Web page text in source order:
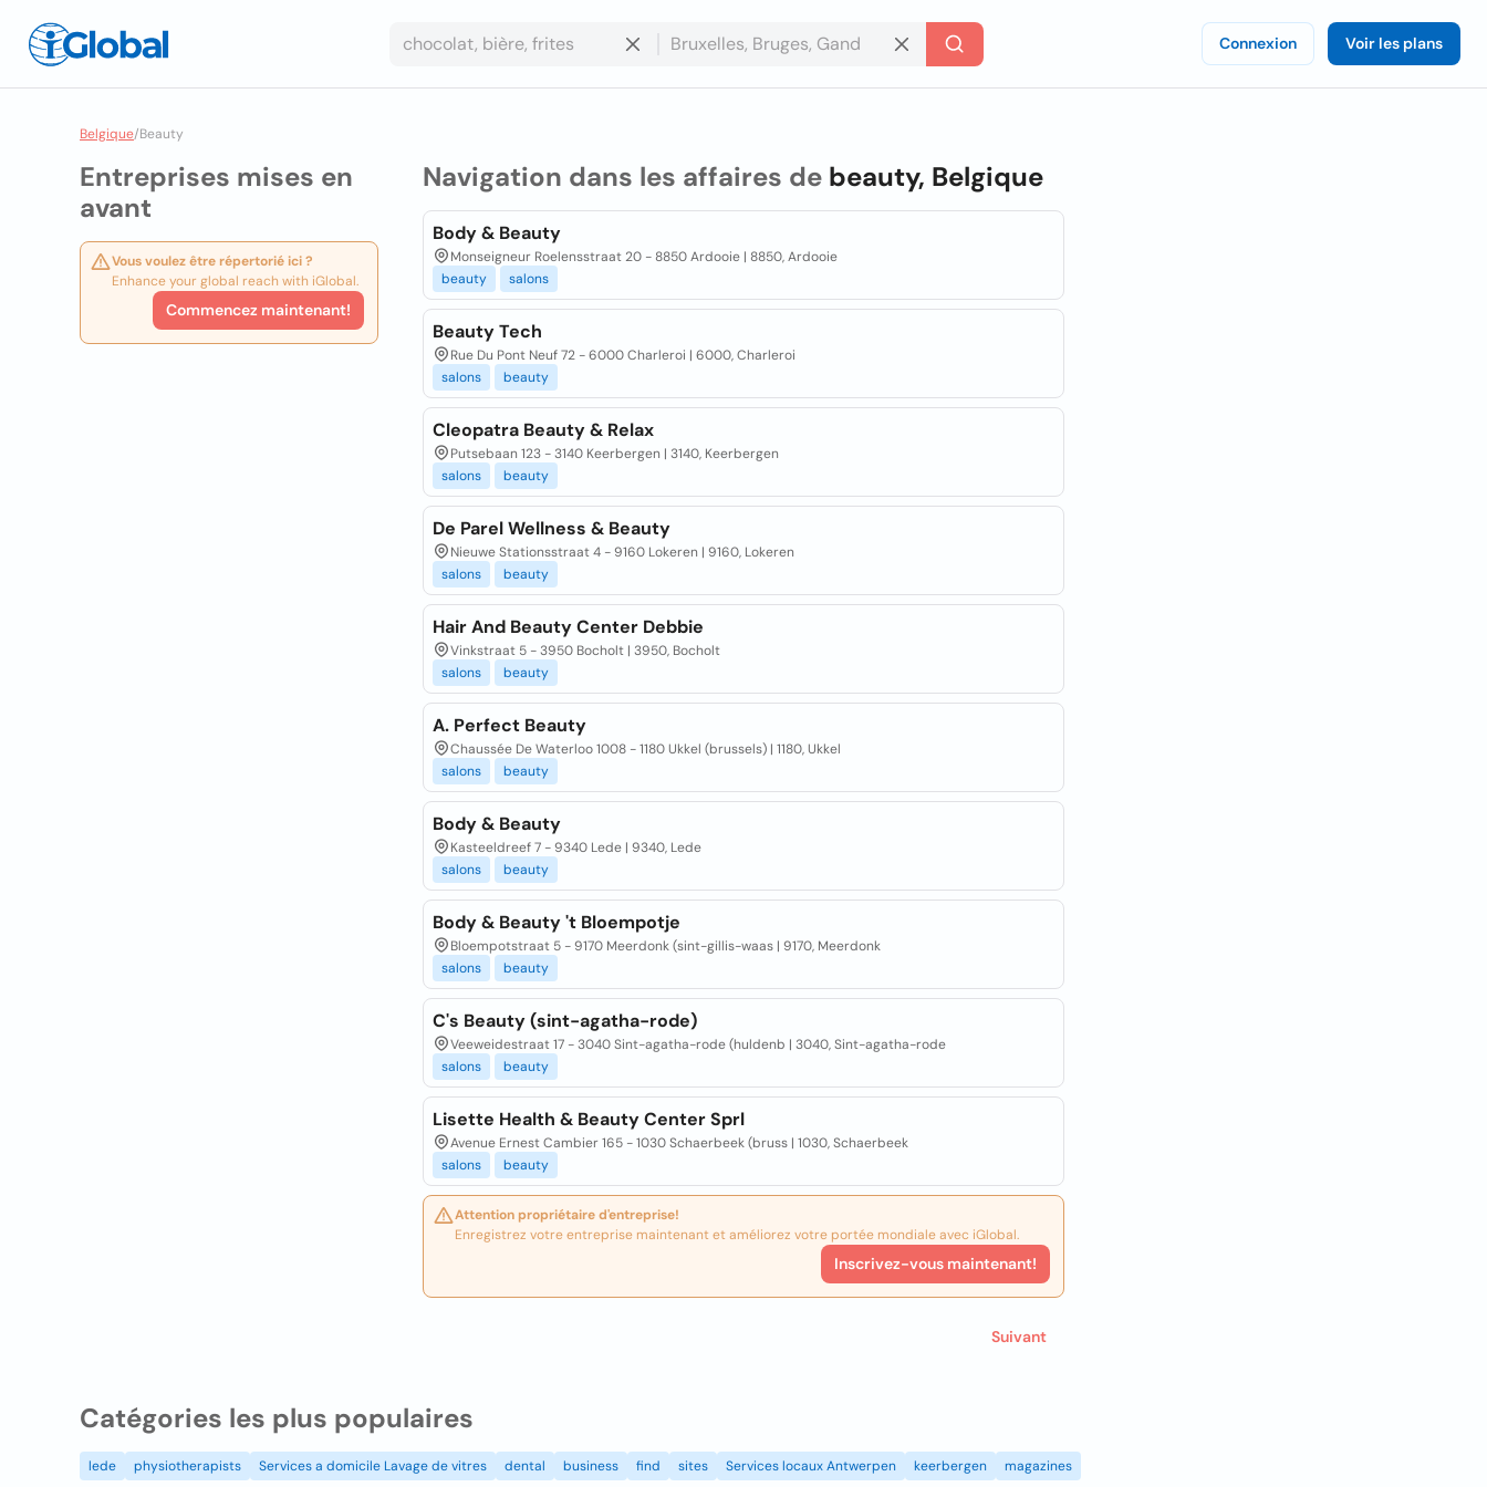
Connexion Voir les plans
Belgique/Beauty
Entreprises mises en
avant
Vous voulez être répertorié ici ?
Enhance your global reach with iGlobal.
Commencez maintenant!
Navigation dans les affaires de beauty, Belgique
Body & Beauty
Monseigneur Roelensstraat 20 - 8850 Ardooie | 8850, Ardooie
beauty
salons
Beauty Tech
Rue Du Pont Neuf 72 - 6000 Charleroi | 6000, Charleroi
salons
beauty
Cleopatra Beauty & Relax
Putsebaan 123 - 3140 Keerbergen | 3140, Keerbergen
salons
beauty
De Parel Wellness & Beauty
Nieuwe Stationsstraat 4 - 9160 Lokeren | 9160, Lokeren
salons
beauty
Hair And Beauty Center Debbie
Vinkstraat 5 - 3950 Bocholt | 3950, Bocholt
salons
beauty
A. Perfect Beauty
Chaussée De Waterloo 1008 - 1180 Ukkel (brussels) | 1180, Ukkel
salons
beauty
Body & Beauty
Kasteeldreef 7 - 9340 Lede | 9340, Lede
salons
beauty
Body & Beauty 't Bloempotje
Bloempotstraat 5 - 9170 Meerdonk (sint-gillis-waas | 9170, Meerdonk
salons
beauty
C's Beauty (sint-agatha-rode)
Veeweidestraat 17 - 3040 Sint-agatha-rode (huldenb | 3040, Sint-agatha-rode
salons
beauty
Lisette Health & Beauty Center Sprl
Avenue Ernest Cambier 165 - 1030 Schaerbeek (bruss | 1030, Schaerbeek
salons
beauty
Attention propriétaire d'entreprise!
Enregistrez votre entreprise maintenant et améliorez votre portée mondiale avec iGlobal.
Inscrivez-vous maintenant!
Suivant
Catégories les plus populaires
lede physiotherapists Services a domicile Lavage de vitres dental business find sites Services locaux Antwerpen keerbergen magazines